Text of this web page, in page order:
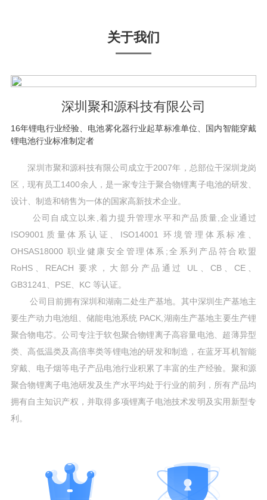
关于我们
深圳聚和源科技有限公司
16年锂电行业经验、电池雾化器行业起草标准单位、国内智能穿戴
锂电池行业标准制定者
深圳市聚和源科技有限公司成立于2007年，总部位干深圳龙岗
区，现有员工1400余人，是一家专注于聚合物锂离子电池的研发、
设计、制造和销售为一体的国家高新技术企业。
公司自成立以来,着力提升管理水平和产品质量,企业通过
ISO9001质量体系认证、ISO14001 环境管理体系标准、
OHSAS18000 职业健康安全管理体系;全系列产品符合欧盟
RoHS、REACH 要求，大部分产品通过 UL、CB、CE、
GB31241、PSE、KC 等认证。
公司目前拥有深圳和湖南二处生产基地。其中深圳生产基地主
要生产动力电池组、储能电池系统 PACK,湖南生产基地主要生产锂
聚合物电芯。公司专注于软包聚合物锂离子高容量电池、超薄异型
类、高低温类及高倍率类等锂电池的研发和制造，在蓝牙耳机智能
穿戴、电子烟等电子产品电池行业积累了丰富的生产经验。聚和源
聚合物锂离子电池研发及生产水平均处于行业的前列，所有产品均
拥有自主知识产权，并取得多项锂离子电池技术发明及实用新型专
利。